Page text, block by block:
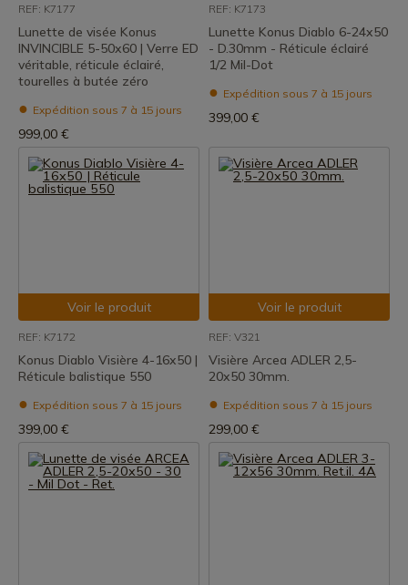
REF: K7177
Lunette de visée Konus
INVINCIBLE 5-50x60 | Verre ED
véritable, réticule éclairé,
tourelles à butée zéro
Expédition sous 7 à 15 jours
999,00 €
REF: K7173
Lunette Konus Diablo 6-24x50
- D.30mm - Réticule éclairé
1/2 Mil-Dot
Expédition sous 7 à 15 jours
399,00 €
Voir le produit
REF: K7172
Konus Diablo Visière 4-16x50 |
Réticule balistique 550
Expédition sous 7 à 15 jours
399,00 €
Voir le produit
REF: V321
Visière Arcea ADLER 2,5-
20x50 30mm.
Expédition sous 7 à 15 jours
299,00 €